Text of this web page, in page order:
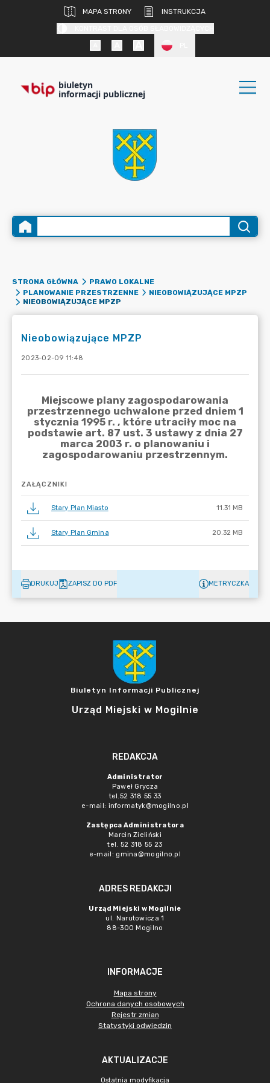
MAPA STRONY
INSTRUKCJA
biuletyn
informacji publicznej
STRONA GŁÓWNA
PRAWO LOKALNE
PLANOWANIE PRZESTRZENNE
NIEOBOWIĄZUJĄCE MPZP
NIEOBOWIĄZUJĄCE MPZP
Nieobowiązujące MPZP
2023-02-09 11:48
ZAŁĄCZNIKI
Stary Plan Miasto 11.31 MB
Stary Plan Gmina 20.32 MB
DRUKUJ ZAPISZ DO PDF METRYCZKA
Biuletyn Informacji Publicznej
Urząd Miejski w Mogilnie
REDAKCJA
Administrator
Paweł Grycza
tel.52 318 55 33
e-mail: informatyk@mogilno.pl
Zastępca Administratora
Marcin Zieliński
tel. 52 318 55 23
e-mail: gmina@mogilno.pl
ADRES REDAKCJI
Urząd Miejski w Mogilnie
ul. Narutowicza 1
88-300 Mogilno
INFORMACJE
Mapa strony
Ochrona danych osobowych
Rejestr zmian
Statystyki odwiedzin
AKTUALIZACJE
Ostatnia modyfikacja